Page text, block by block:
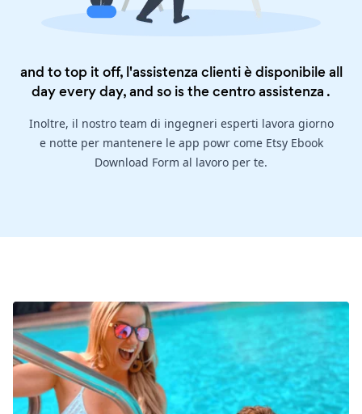
and to top it off, l'assistenza clienti è disponibile all
day every day, and so is thecentro assistenza .
Inoltre, il nostro team di ingegneri esperti lavora giorno
e notte per mantenere le app powr come Etsy Ebook
Download Form al lavoro per te.